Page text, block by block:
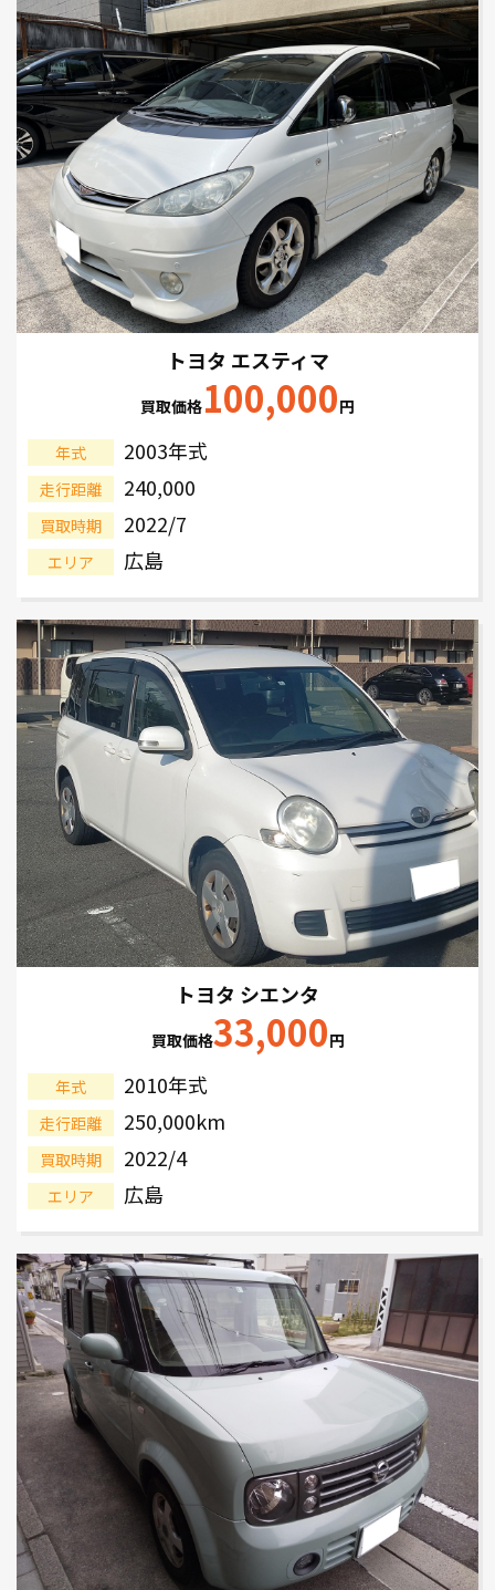
トヨタ エスティマ
買取価格100,000円
年式 2003年式
走行距離 240,000
買取時期 2022/7
エリア 広島
トヨタ シエンタ
買取価格33,000円
年式 2010年式
走行距離 250,000km
買取時期 2022/4
エリア 広島